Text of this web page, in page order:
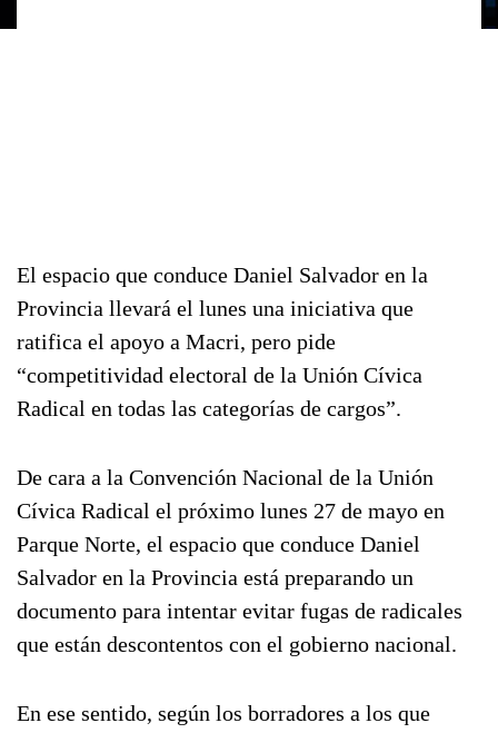
El espacio que conduce Daniel Salvador en la
Provincia llevará el lunes una iniciativa que
ratifica el apoyo a Macri, pero pide
“competitividad electoral de la Unión Cívica
Radical en todas las categorías de cargos”.
De cara a la Convención Nacional de la Unión
Cívica Radical el próximo lunes 27 de mayo en
Parque Norte, el espacio que conduce Daniel
Salvador en la Provincia está preparando un
documento para intentar evitar fugas de radicales
que están descontentos con el gobierno nacional.
En ese sentido, según los borradores a los que